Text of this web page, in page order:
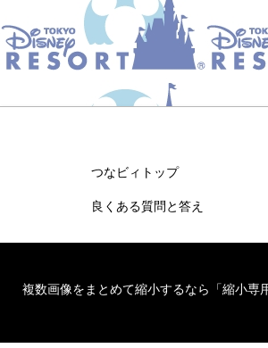
つなビィトップ
良くある質問と答え
複数画像をまとめて縮小するなら「縮小専